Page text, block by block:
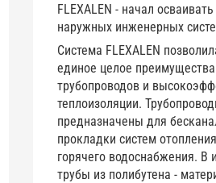
FLEXALEN - начал
наружных инженерных
Система FLEXALEN
единое целое
трубопроводов и
теплоизоляции.
предназначены для
прокладки систем
горячего водоснабжения. В
трубы из полибутена -